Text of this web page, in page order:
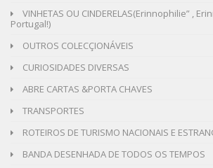
VINHETAS OU CINDERELAS(Erinnophilie” ,
Portugal!)
OUTROS COLECÇIONÁVEIS
CURIOSIDADES DIVERSAS
ABRE CARTAS &PORTA CHAVES
TRANSPORTES
ROTEIROS DE TURISMO NACIONAIS E
BANDA DESENHADA DE TODOS OS TEMPOS